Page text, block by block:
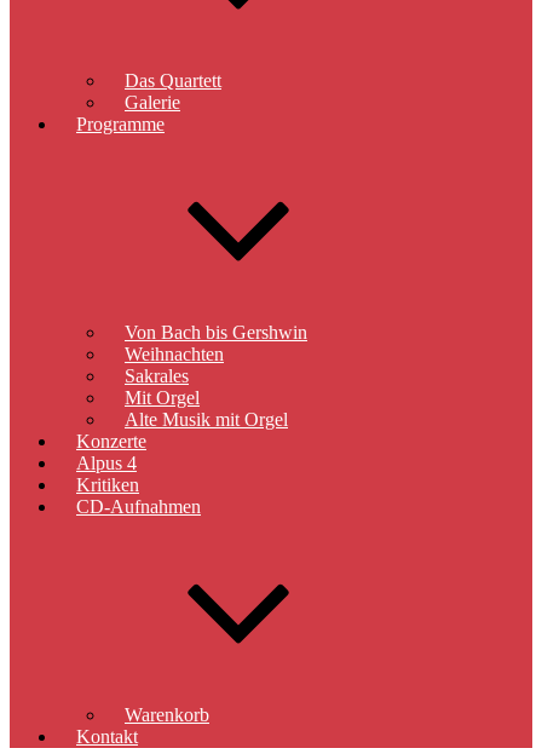
Das Quartett
Galerie
Programme
Von Bach bis Gershwin
Weihnachten
Sakrales
Mit Orgel
Alte Musik mit Orgel
Konzerte
Alpus 4
Kritiken
CD-Aufnahmen
Warenkorb
Kontakt